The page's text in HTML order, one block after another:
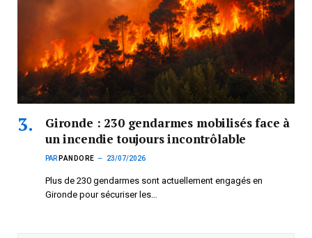
Gironde : 230 gendarmes mobilisés face à
un incendie toujours incontrôlable
PAR PANDORE 23/07/2026
Plus de 230 gendarmes sont actuellement engagés en
Gironde pour sécuriser les…